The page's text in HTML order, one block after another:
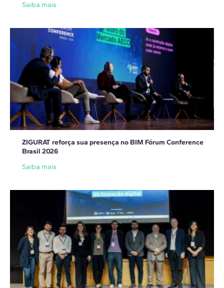
Saiba mais
ZIGURAT reforça sua presença no BIM Fórum Conference
Brasil 2026
Saiba mais